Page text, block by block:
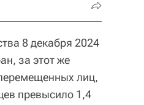
8 декабря 2024
за этот же
лиц,
превысило 1,4